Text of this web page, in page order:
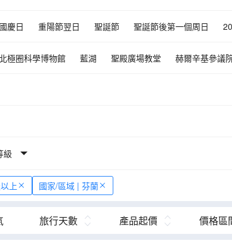
國慶日 重陽節翌日 聖誕節 聖誕節後第一個周日
極圈科學博物館 藍湖 聖殿廣場教堂 赫爾辛基參議
摩林堡
場地~ 教堂山
卡特拉冰洞
級
上 國家/區域 | 芬蘭
旅行天數 產品起價 價格區